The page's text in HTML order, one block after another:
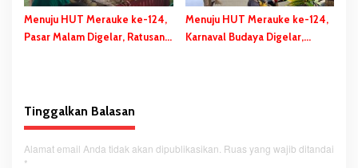
Menuju HUT Merauke ke-124,
Pasar Malam Digelar, Ratusan
Menuju HUT Merauke ke-124,
Karnaval Budaya Digelar,
Tinggalkan Balasan
Alamat email Anda tidak akan dipublikasikan. Ruas yang wajib ditandai
*